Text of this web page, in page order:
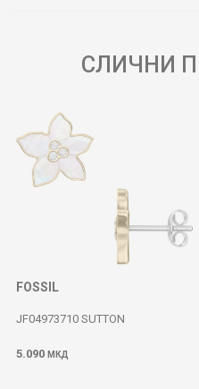
СЛИЧНИ
FOSSIL
JF04973710 SUTTON
5.090 МКД